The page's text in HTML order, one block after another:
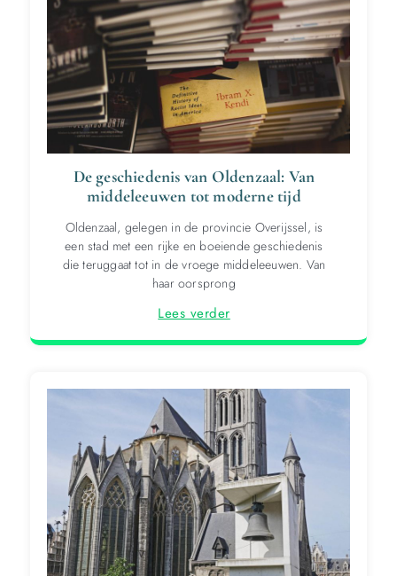
De geschiedenis van Oldenzaal: Van
middeleeuwen tot moderne tijd
Oldenzaal, gelegen in de provincie Overijssel, is
een stad met een rijke en boeiende geschiedenis
die teruggaat tot in de vroege middeleeuwen. Van
haar oorsprong
Lees verder